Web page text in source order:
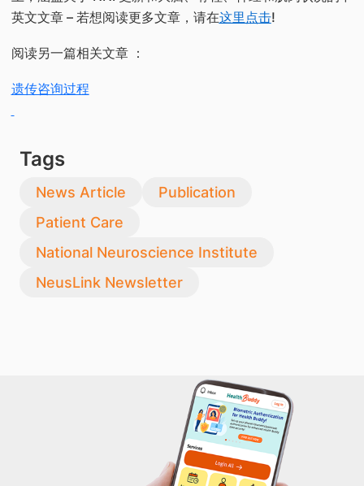
英文文章 – 若想阅读更多文章，请在这里点击!
阅读另一篇相关文章 ：
遗传咨询过程
Tags
News Article
Publication
Patient Care
National Neuroscience Institute
NeusLink Newsletter